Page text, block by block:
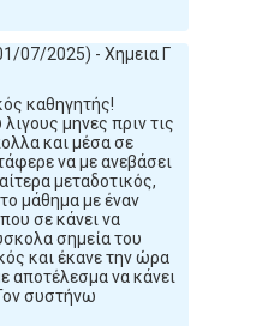
07/2025) - Χημεια Γ
καθηγητής!
μηνες πριν τις
και μέσα σε
να με ανεβάσει
μεταδοτικός,
μάθημα με έναν
σε κάνει να
σημεία του
και έκανε την ώρα
αποτέλεσμα να κάνει
συστήνω